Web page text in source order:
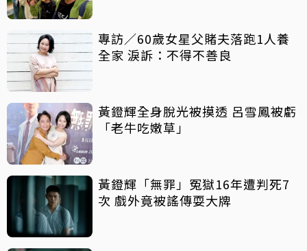
專訪／60歲女星父賭夫落跑1人養
全家 淚訴：不得不善良
黃鐙輝全身脫光被摸透 呂雪鳳被虧
「老牛吃嫩草」
黃鐙輝「無罪」冤獄16年遭判死7
次 戲外竟被謠傳耍大牌